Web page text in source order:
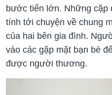
bước tiến lớn. Những cặp
tính tới chuyện về chung
của hai bên gia đình.
vào các gặp mặt bạn bè
được người thương.